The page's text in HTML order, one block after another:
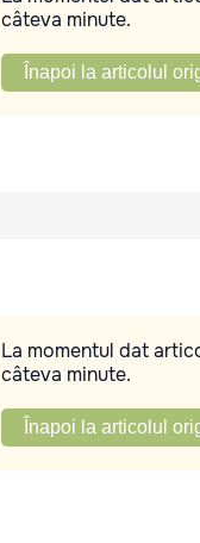
câteva minute.
Înapoi la articolul
La momentul dat
câteva minute.
Înapoi la articolul